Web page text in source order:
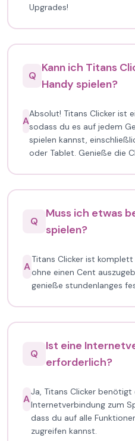
Upgrades!
Q
Kann ich Titans
Handy spielen?
A
Absolut! Titans Clicker ist
sodass du es auf jedem
spielen kannst,
oder Tablet. Genieße die
Q
Muss ich etwas
spielen?
A
Titans Clicker ist
ohne einen Cent
genieße stundenlanges
Q
Ist eine
erforderlich?
A
Ja, Titans Clicker benötigt
Internetverbindung zum
dass du auf alle
zugreifen kannst.